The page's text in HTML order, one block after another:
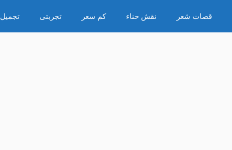
قصات شعر نقش حناء كم سعر تجربتى تجميل